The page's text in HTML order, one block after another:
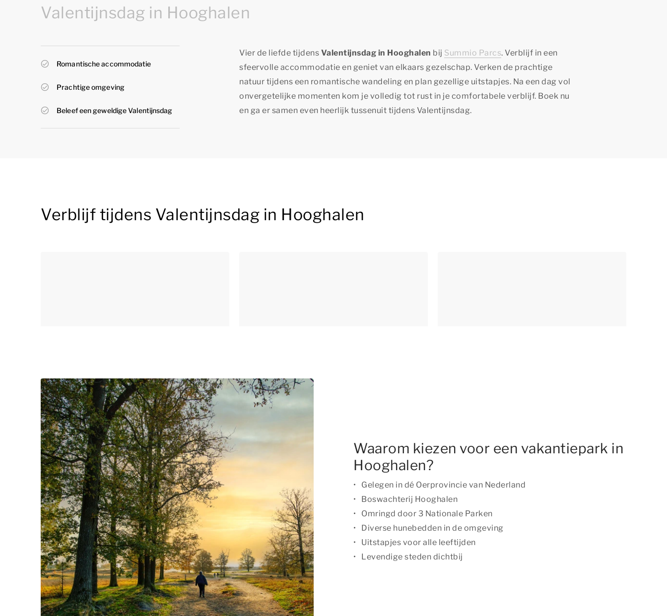
Valentijnsdag in Hooghalen
Romantische accommodatie
Prachtige omgeving
Beleef een geweldige Valentijnsdag
Vier de liefde tijdens Valentijnsdag in Hooghalen bij Summio Parcs. Verblijf in een
sfeervolle accommodatie en geniet van elkaars gezelschap. Verken de prachtige
natuur tijdens een romantische wandeling en plan gezellige uitstapjes. Na een dag vol
onvergetelijke momenten kom je volledig tot rust in je comfortabele verblijf. Boek nu
en ga er samen even heerlijk tussenuit tijdens Valentijnsdag.
Verblijf tijdens Valentijnsdag in Hooghalen
Waarom kiezen voor een vakantiepark in
Hooghalen?
Gelegen in dé Oerprovincie van Nederland
Boswachterij Hooghalen
Omringd door 3 Nationale Parken
Diverse hunebedden in de omgeving
Uitstapjes voor alle leeftijden
Levendige steden dichtbij